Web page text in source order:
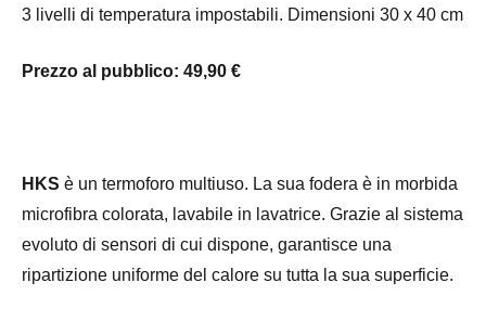
3 livelli di temperatura impostabili. Dimensioni 30 x 40 cm
Prezzo al pubblico: 49,90 €
HKS è un termoforo multiuso. La sua fodera è in morbida
microfibra colorata, lavabile in lavatrice. Grazie al sistema
evoluto di sensori di cui dispone, garantisce una
ripartizione uniforme del calore su tutta la sua superficie.